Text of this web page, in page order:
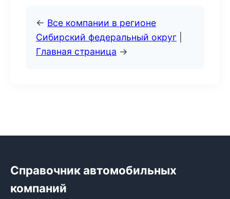
← Все компании в регионе
Сибирский федеральный округ
Главная страница →
Справочник автомобильных
компаний